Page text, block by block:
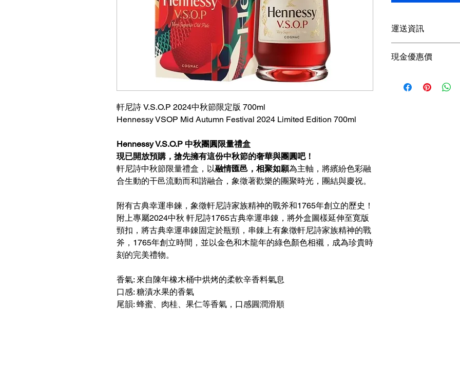
軒尼詩 V.S.O.P 2024中秋節限定版 700ml
Hennessy VSOP Mid Autumn Festival 2024 Limited Edition 700ml
Hennessy V.S.O.P 中秋團圓限量禮盒
現已開放預購，搶先擁有這份中秋節的奢華與團圓吧！
軒尼詩中秋節限量禮盒，以融情匯邑，相聚如願為主軸，將繽紛色彩融
合生動的干邑流動而和諧融合，象徵著歡樂的團聚時光，團結與慶祝。
附有古典幸運串鍊，象徵軒尼詩家族精神的戰斧和1765年創立的歷史！
附上專屬2024中秋 軒尼詩1765古典幸運串錬，將外盒圖樣延伸至寛版
頸扣，將古典幸運串錬固定於瓶頸，串錬上有象徵軒尼詩家族精神的戰
斧，1765年創立時間，並以金色和木龍年的綠色顏色相襯，成為珍貴時
刻的完美禮物。
香氣: 來自陳年橡木桶中烘烤的柔軟辛香料氣息
口感: 糖漬水果的香氣
尾韻: 蜂蜜、肉桂、果仁等香氣，口感圓潤滑順
運送資訊
；港幣1000元以下
現金優惠價
使用轉數快FPS、